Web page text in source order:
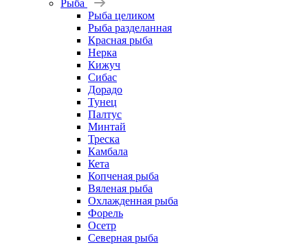
Рыба
Рыба целиком
Рыба разделанная
Красная рыба
Нерка
Кижуч
Сибас
Дорадо
Тунец
Палтус
Минтай
Треска
Камбала
Кета
Копченая рыба
Вяленая рыба
Охлажденная рыба
Форель
Осетр
Северная рыба